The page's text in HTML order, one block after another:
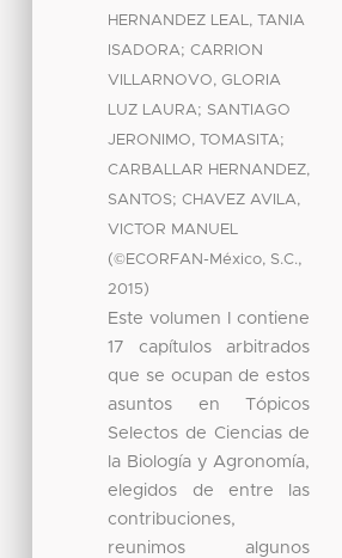
HERNANDEZ LEAL, TANIA
ISADORA;CARRION
VILLARNOVO, GLORIA
LUZ LAURA; SANTIAGO
JERONIMO, TOMASITA;
CARBALLAR HERNANDEZ,
SANTOS;CHAVEZ AVILA,
VICTOR MANUEL
(©ECORFAN-México, S.C.,
2015)
Este volumen I contiene
17 capítulos arbitrados
que se ocupan de estos
asuntos en Tópicos
Selectos de Ciencias de
la Biología y Agronomía,
elegidos de entre las
contribuciones,
reunimos algunos